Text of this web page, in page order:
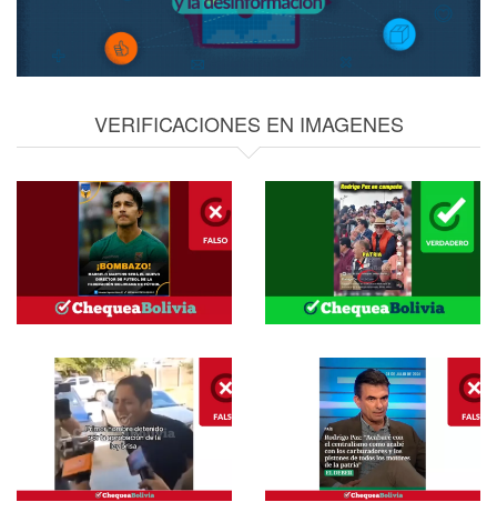
VERIFICACIONES EN IMAGENES